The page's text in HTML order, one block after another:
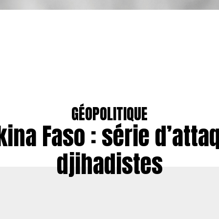
GÉOPOLITIQUE
Faso : série
djihadistes